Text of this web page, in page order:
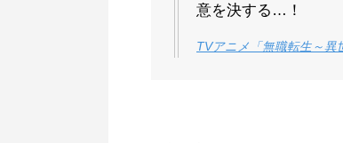
意を決する…！
TVアニメ「無職転生～異